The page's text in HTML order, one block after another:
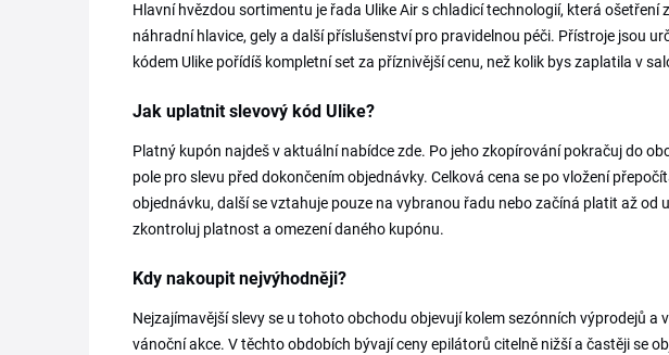
Hlavní hvězdou sortimentu je řada Ulike Air s chladicí technologií, která
náhradní hlavice, gely a další příslušenství pro pravidelnou péči. Přístroje jsou
kódem Ulike pořídíš kompletní set za příznivější cenu, než kolik bys zaplatila v
Jak uplatnit slevový kód Ulike?
Platný kupón najdeš v aktuální nabídce zde. Po jeho zkopírování pokračuj do
pole pro slevu před dokončením objednávky. Celková cena se po vložení
objednávku, další se vztahuje pouze na vybranou řadu nebo začíná platit až
zkontroluj platnost a omezení daného kupónu.
Kdy nakoupit nejvýhodněji?
Nejzajímavější slevy se u tohoto obchodu objevují kolem sezónních výprodejů a
vánoční akce. V těchto obdobích bývají ceny epilátorů citelně nižší a častěji se